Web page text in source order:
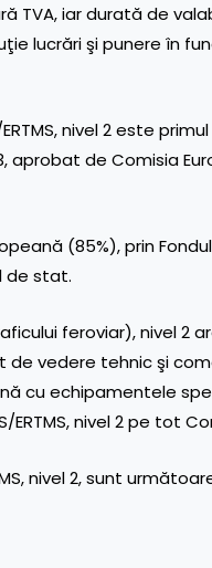
TVA, iar durată de
lucrări şi punere în
nivel 2 este
aprobat de Comisia
(85%), prin
de stat.
feroviar), nivel 2
vedere tehnic şi
cu echipamentele
nivel 2 pe tot
nivel 2, sunt